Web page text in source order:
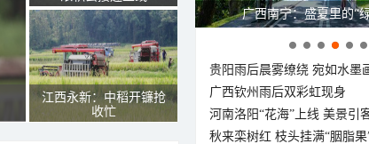
江西永新：中稻开镰抢
收忙
呼伦贝尔草原 藏着最治
贵阳雨后晨雾缭绕 宛如水墨
广西钦州雨后双彩虹现身
河南洛阳“花海”上线 美景引
秋来栾树红 枝头挂满“胭脂果